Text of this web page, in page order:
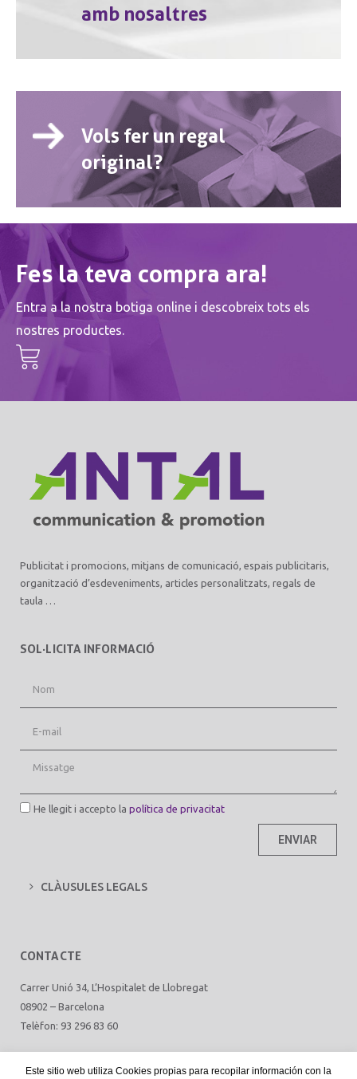
amb nosaltres
Vols fer un regal
original?
Fes la teva compra ara!
Entra a la nostra botiga online i descobreix tots els
nostres productes.
Publicitat i promocions, mitjans de comunicació, espais publicitaris,
organització d’esdeveniments, articles personalitzats, regals de
taula …
SOL·LICITA INFORMACIÓ
He llegit i accepto la política de privacitat
ENVIAR
CLÀUSULES LEGALS
CONTACTE
Carrer Unió 34, L’Hospitalet de Llobregat
08902 – Barcelona
Telèfon: 93 296 83 60
Este sitio web utiliza Cookies propias para recopilar información con la